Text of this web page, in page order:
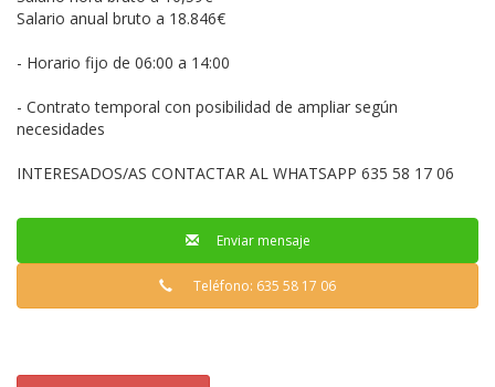
Salario anual bruto a 18.846€
- Horario fijo de 06:00 a 14:00
- Contrato temporal con posibilidad de ampliar según
necesidades
INTERESADOS/AS CONTACTAR AL WHATSAPP 635 58 17 06
Enviar mensaje
Teléfono: 635 58 17 06